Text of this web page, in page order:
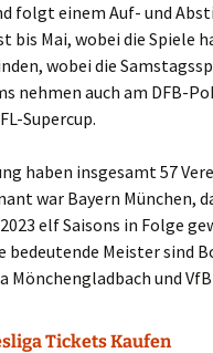
folgt einem Auf- und
bis Mai, wobei die Spiele
wobei die
nehmen auch am DFB-
Supercup.
haben insgesamt 57
war Bayern München,
elf Saisons in Folge
bedeutende Meister sind
Mönchengladbach und
Tickets Kaufen